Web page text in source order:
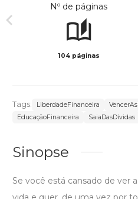
Nº de páginas
104 páginas
Tags: LiberdadeFinanceira
EducaçãoFinanceira
SaiaDasDívidas
Sinopse
Se você está cansado de ver